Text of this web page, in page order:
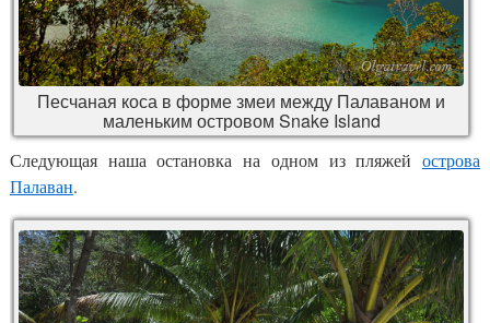
Песчаная коса в форме змеи между Палаваном и
маленьким островом Snake Island
Следующая наша остановка на одном из пляжей острова
Палаван.